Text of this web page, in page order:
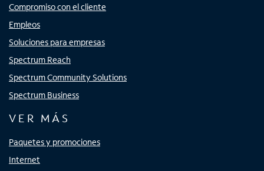
Compromiso con el cliente
Empleos
Soluciones para empresas
Spectrum Reach
Spectrum Community Solutions
Spectrum Business
VER MÁS
Paquetes y promociones
Internet